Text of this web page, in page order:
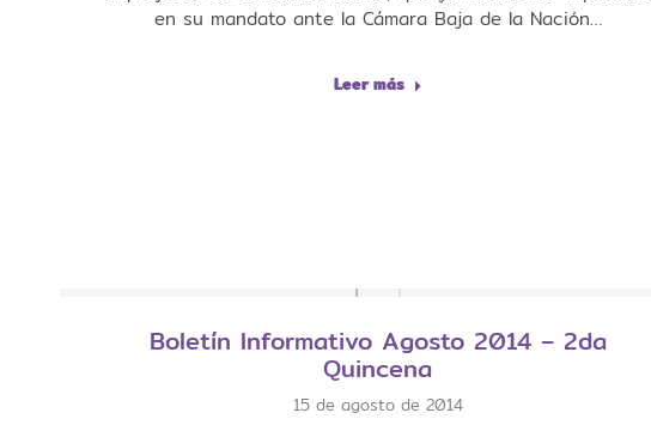
en su mandato ante la Cámara Baja de la Nación…
Leer más
Boletín Informativo Agosto 2014 – 2da
Quincena
15 de agosto de 2014